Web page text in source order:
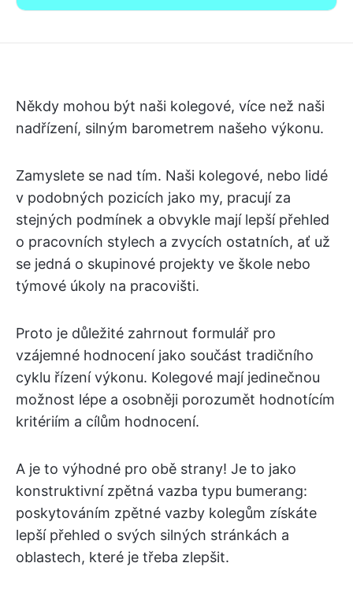
Někdy mohou být naši kolegové, více než naši
nadřízení, silným barometrem našeho výkonu.
Zamyslete se nad tím. Naši kolegové, nebo lidé
v podobných pozicích jako my, pracují za
stejných podmínek a obvykle mají lepší přehled
o pracovních stylech a zvycích ostatních, ať už
se jedná o skupinové projekty ve škole nebo
týmové úkoly na pracovišti.
Proto je důležité zahrnout formulář pro
vzájemné hodnocení jako součást tradičního
cyklu řízení výkonu. Kolegové mají jedinečnou
možnost lépe a osobněji porozumět hodnotícím
kritériím a cílům hodnocení.
A je to výhodné pro obě strany! Je to jako
konstruktivní zpětná vazba typu bumerang:
poskytováním zpětné vazby kolegům získáte
lepší přehled o svých silných stránkách a
oblastech, které je třeba zlepšit.